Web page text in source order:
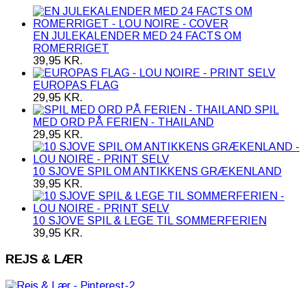
EN JULEKALENDER MED 24 FACTS OM
ROMERRIGET
39,95 KR.
EUROPAS FLAG
29,95 KR.
SPIL
MED ORD PÅ FERIEN - THAILAND
29,95 KR.
10 SJOVE SPIL OM ANTIKKENS GRÆKENLAND
39,95 KR.
10 SJOVE SPIL & LEGE TIL SOMMERFERIEN
39,95 KR.
REJS & LÆR